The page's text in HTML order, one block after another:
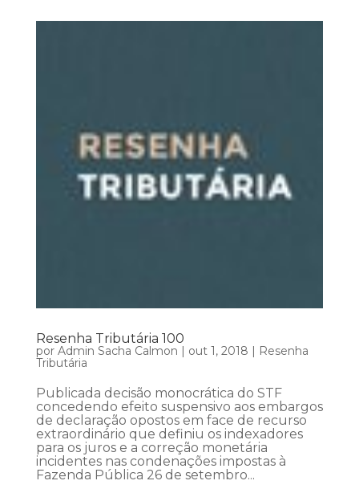
Resenha Tributária 100
por Admin Sacha Calmon | out 1, 2018 | Resenha
Tributária
Publicada decisão monocrática do STF
concedendo efeito suspensivo aos embargos
de declaração opostos em face de recurso
extraordinário que definiu os indexadores
para os juros e a correção monetária
incidentes nas condenações impostas à
Fazenda Pública 26 de setembro...